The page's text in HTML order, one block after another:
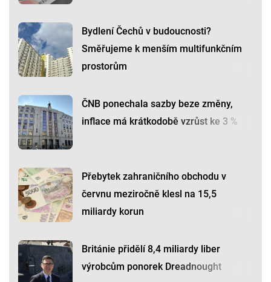
Bydlení Čechů v budoucnosti?
Směřujeme k menším multifunkčním
prostorům
ČNB ponechala sazby beze změny,
inflace má krátkodobě vzrůst ke 3 %
Přebytek zahraničního obchodu v
červnu meziročně klesl na 15,5
miliardy korun
Británie přidělí 8,4 miliardy liber
výrobcům ponorek Dreadnought